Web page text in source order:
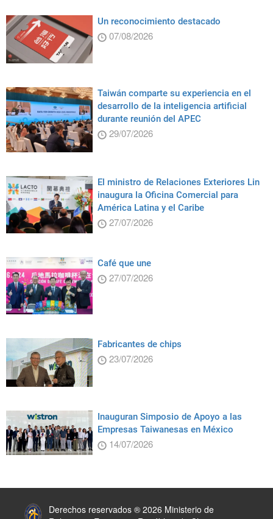
Un reconocimiento destacado
07/08/2026
Taiwán comparte su experiencia en el
desarrollo de la inteligencia artificial
durante reunión del APEC
29/07/2026
El ministro de Relaciones Exteriores Lin
inaugura la Oficina Comercial para
América Latina y el Caribe
27/07/2026
Café que une
27/07/2026
Fabricantes de chips
23/07/2026
Inauguran Simposio de Apoyo a las
Empresas Taiwanesas en México
14/07/2026
Derechos reservados ® 2026 Ministerio de